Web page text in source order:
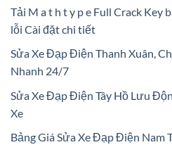
Tải M a t h t y p e Full Crack Key
lỗi Cài đặt chi tiết
Sửa Xe Đạp Điện Thanh Xuân,
Nhanh 24/7
Sửa Xe Đạp Điện Tây Hồ Lưu
Xe
Bảng Giá Sửa Xe Đạp Điện